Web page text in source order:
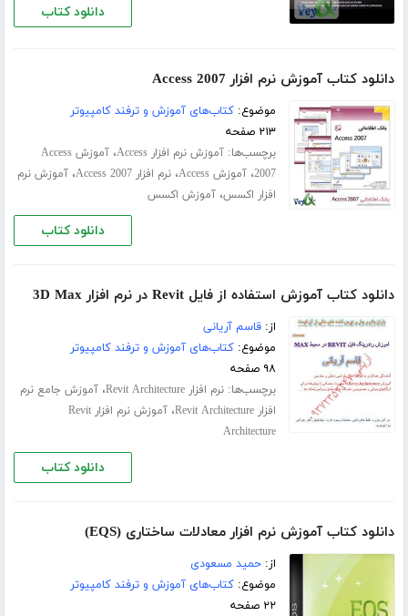
دانلود کتاب
دانلود کتاب آموزش نرم افزار Access 2007
موضوع:کتاب‌های آموزش و ترفند کامپیوتر
۲۱۳ صفحه
برچسب‌ها:آموزش نرم افزار Access ،
آموزش Access
2007،آموزش Access ،نرم افزار Access 2007 ،آموزش نرم
افزار اکسس،آموزش اکسس
دانلود کتاب
دانلود کتاب آموزش استفاده از فایل Revit در نرم افزار 3D Max
از:قاسم آریانی
موضوع:کتاب‌های آموزش و ترفند کامپیوتر
۹۸ صفحه
برچسب‌ها:نرم افزار Revit Architecture ،آموزش جامع نرم
افزار Revit Architecture
،
آموزش نرم افزار Revit
Architecture
دانلود کتاب
دانلود کتاب آموزش نرم افزار معادلات ساختاری (EQS)
از:حمید مسعودی
موضوع:کتاب‌های آموزش و ترفند کامپیوتر
۲۲ صفحه